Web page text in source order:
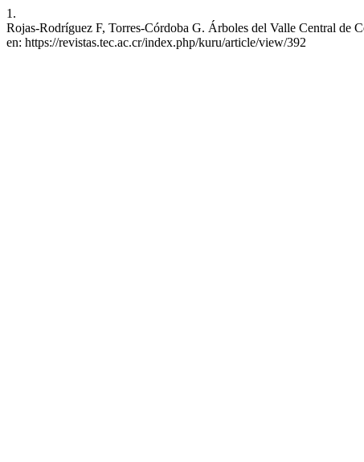
1.
Rojas-Rodríguez F, Torres-Córdoba G. Árboles del Valle Central de
en: https://revistas.tec.ac.cr/index.php/kuru/article/view/392